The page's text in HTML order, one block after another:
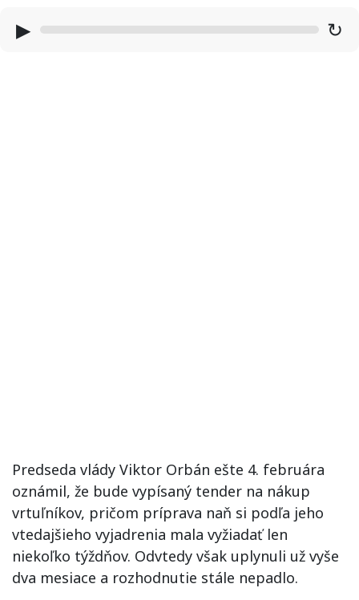
▶ ↻
Predseda vlády Viktor Orbán ešte 4. februára
oznámil, že bude vypísaný tender na nákup
vrtuľníkov, pričom príprava naň si podľa jeho
vtedajšieho vyjadrenia mala vyžiadať len
niekoľko týždňov. Odvtedy však uplynuli už vyše
dva mesiace a rozhodnutie stále nepadlo.